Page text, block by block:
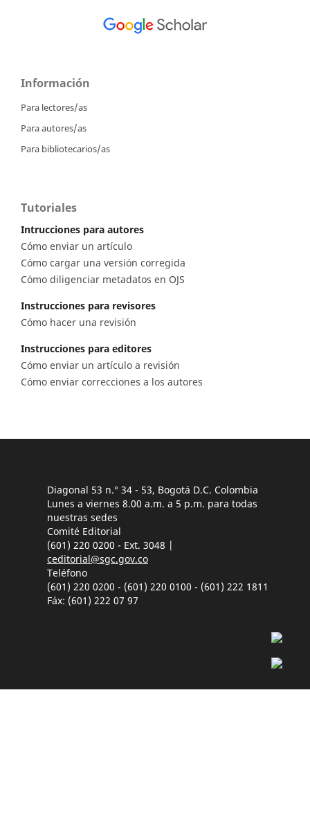
Información
Para lectores/as
Para autores/as
Para bibliotecarios/as
Tutoriales
Intrucciones para autores
Cómo enviar un artículo
Cómo cargar una versión corregida
Cómo diligenciar metadatos en OJS
Instrucciones para revisores
Cómo hacer una revisión
Instrucciones para editores
Cómo enviar un artículo a revisión
Cómo enviar correcciones a los autores
Diagonal 53 n.° 34 - 53, Bogotá D.C. Colombia
Lunes a viernes 8.00 a.m. a 5 p.m. para todas
nuestras sedes
Comité Editorial
(601) 220 0200 - Ext. 3048 |
ceditorial@sgc.gov.co
Teléfono
(601) 220 0200 - (601) 220 0100 - (601) 222 1811
Fáx: (601) 222 07 97